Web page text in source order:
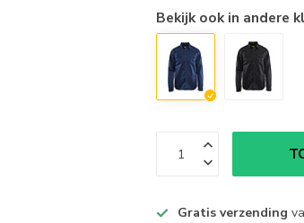
Bekijk ook in andere
Gratis verzending